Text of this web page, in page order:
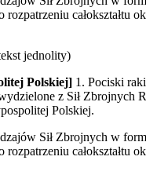
całokształtu
jednolity)
Polskiej] 1. Pociski
z Sił Zbrojnych
Polskiej.
Sił Zbrojnych w
całokształtu